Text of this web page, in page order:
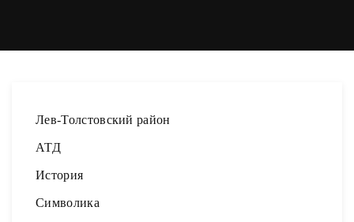
Лев-Толстовский район
АТД
История
Символика